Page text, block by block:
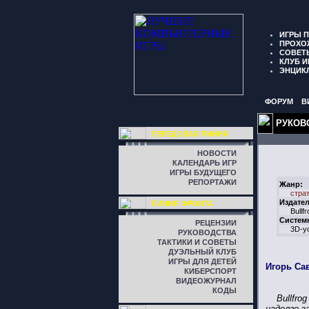
ИГРЫ
КЛУБ
ФОРУМ
ПЕРЕДОВАЯ ЛИНИЯ
НОВОСТИ
КАЛЕНДАРЬ ИГР
ИГРЫ БУДУЩЕГО
РЕПОРТАЖИ
ЛИНИЯ ФРОНТА
РЕЦЕНЗИИ
РУКОВОДСТВА
ТАКТИКИ И СОВЕТЫ
ДУЭЛЬНЫЙ КЛУБ
ИГРЫ ДЛЯ ДЕТЕЙ
КИБЕРСПОРТ
ВИДЕОЖУРНАЛ
КОДЫ
Жанр:
3D-
Игорь